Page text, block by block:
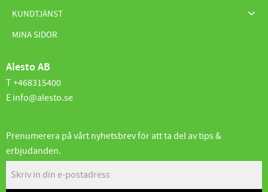
KUNDTJÄNST
MINA SIDOR
Alesto AB
T +468315400
E info@alesto.se
Prenumerera på vårt nyhetsbrev för att ta del av tips &
erbjudanden.